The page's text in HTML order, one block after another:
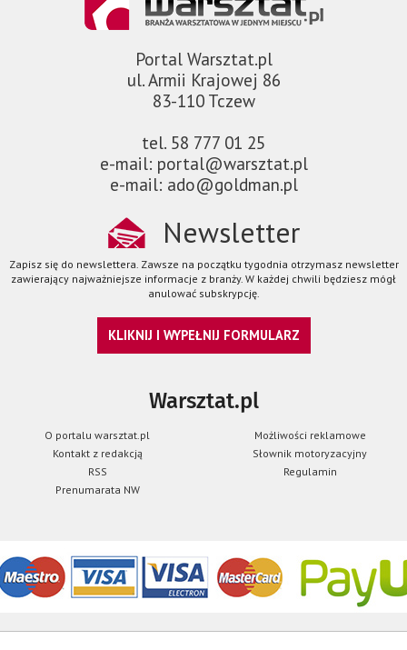
Portal Warsztat.pl
ul. Armii Krajowej 86
83-110 Tczew
tel. 58 777 01 25
e-mail: portal@warsztat.pl
e-mail: ado@goldman.pl
Newsletter
Zapisz się do newslettera. Zawsze na początku tygodnia otrzymasz newsletter
zawierający najważniejsze informacje z branży. W każdej chwili będziesz mógł
anulować subskrypcję.
KLIKNIJ I WYPEŁNIJ FORMULARZ
Warsztat.pl
O portalu warsztat.pl
Możliwości reklamowe
Kontakt z redakcją
Słownik motoryzacyjny
RSS
Regulamin
Prenumarata NW